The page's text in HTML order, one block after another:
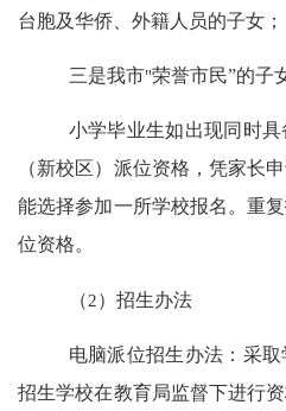
台胞及华侨、外籍人员的子女；
三是我市"荣誉市民”的子
小学毕业生如出现同时
（新校区）派位资格，凭家长
能选择参加一所学校报名。重
位资格。
（2）招生办法
电脑派位招生办法：采
招生学校在教育局监督下进行